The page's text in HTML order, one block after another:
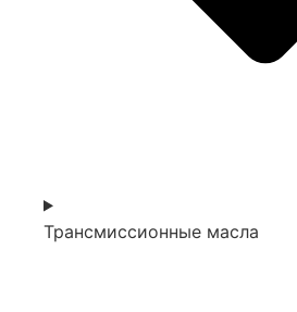
Трансмиссионные масла